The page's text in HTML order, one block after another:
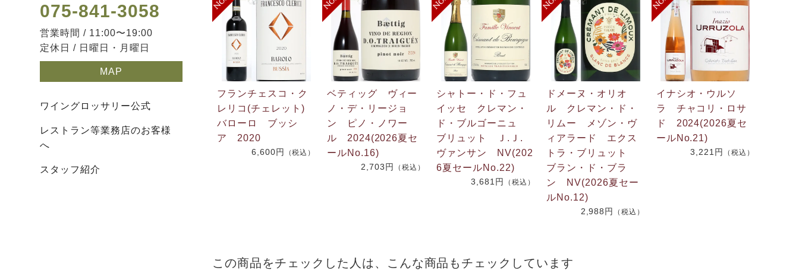
075-841-3058
営業時間 / 11:00〜19:00
定休日 / 日曜日・月曜日
MAP
ワイングロッサリー公式
レストラン等業務店のお客様
へ
スタッフ紹介
フランチェスコ・ク
レリコ(チェレット)
バローロ ブッシ
ア 2020
6,600円 （税込）
ベティッグ ヴィー
ノ・デ・リージョ
ン ピノ・ノワー
ル 2024(2026夏セ
ールNo.16)
2,703円 （税込）
シャトー・ド・フュ
イッセ クレマン・
ド・ブルゴーニュ
ブリュット Ｊ.Ｊ.
ヴァンサン NV(202
6夏セールNo.22)
3,681円 （税込）
ドメーヌ・オリオ
ル クレマン・ド・
リムー メゾン・ヴ
ィアラード エクス
トラ・ブリュット
ブラン・ド・ブラ
ン NV(2026夏セー
ルNo.12)
2,988円 （税込）
イナシオ・ウルソ
ラ チャコリ・ロサ
ド 2024(2026夏セ
ールNo.21)
3,221円 （税込）
この商品をチェックした人は、こんな商品もチェックしています